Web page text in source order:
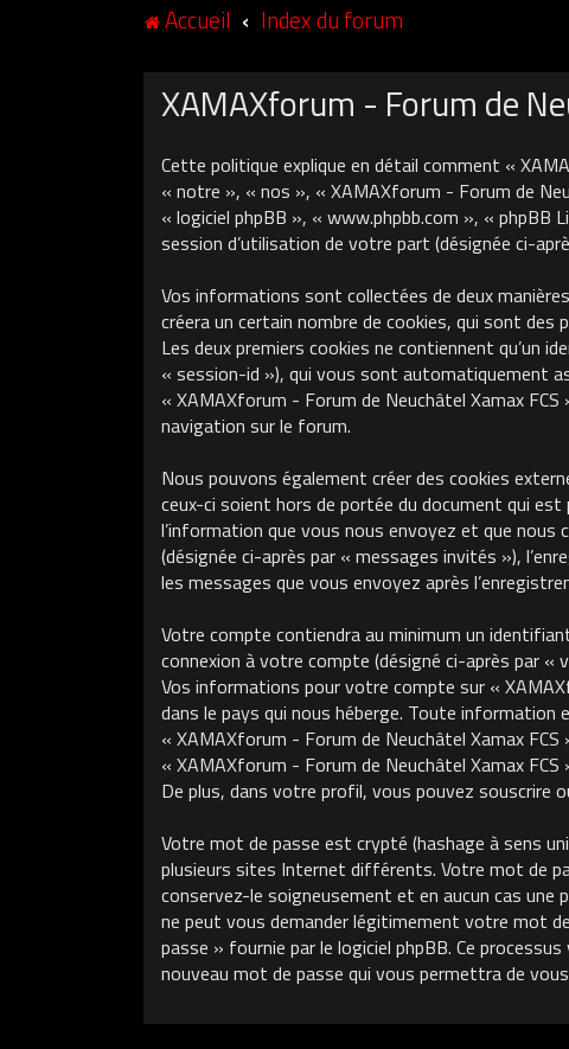
Accueil Index du forum
XAMAXforum - Forum de
Cette politique explique en détail comment «
« notre », « nos », « XAMAXforum - Forum de
« logiciel phpBB », « www.phpbb.com », « phpBB
session d’utilisation de votre part (désignée ci-
Vos informations sont collectées de deux
créera un certain nombre de cookies, qui sont
Les deux premiers cookies ne contiennent qu’un
« session-id »), qui vous sont automatiquement
« XAMAXforum - Forum de Neuchâtel Xamax
navigation sur le forum.
Nous pouvons également créer des cookies
ceux-ci soient hors de portée du document qui est
l’information que vous nous envoyez et que nous
(désignée ci-après par « messages invités »),
les messages que vous envoyez après
Votre compte contiendra au minimum un
connexion à votre compte (désigné ci-après par «
Vos informations pour votre compte sur «
dans le pays qui nous héberge. Toute
« XAMAXforum - Forum de Neuchâtel Xamax
« XAMAXforum - Forum de Neuchâtel Xamax
De plus, dans votre profil, vous pouvez souscrire
Votre mot de passe est crypté (hashage à sens
plusieurs sites Internet différents. Votre mot de
conservez-le soigneusement et en aucun cas une
ne peut vous demander légitimement votre mot
passe » fournie par le logiciel phpBB. Ce
nouveau mot de passe qui vous permettra de